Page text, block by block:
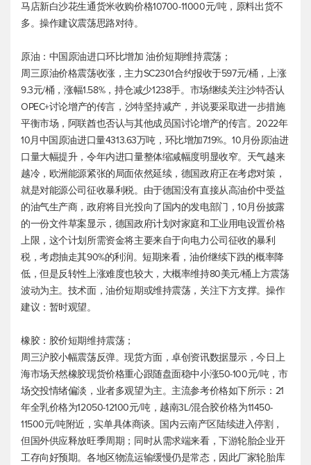
马店新白沙花生通货米收购价格10700-11000元/吨，原料出货不
多。操作建议震荡思路对待。
原油：中国原油进口环比增加 油价短期维持震荡；
周三原油价格震荡收涨，主力SC2301合约报收于597元/桶，上涨
9.3元/桶，涨幅1.58%，持仓减少1238手。市场继续关注沙特否认
OPEC+讨论增产的传言，沙特坚持减产，并说要采取进一步措施
平衡市场，阿联酋也否认与其他成员国讨论增产的传言。2022年
10月中国原油进口量4313.63万吨，环比增加7.19%。10月份原油进
口量大幅提升，令年内进口量整体缩减幅度明显收窄。天气越来
越冷，欧洲能源紧张的局面依然延续，德国政府正在考虑对策，
就是对能源公司征收暴利税。由于德国没有直接从高油价中受益
的油气生产商，政府将目光投向了国内的发电部门，10月份披露
的一份文件草案显示，德国政府计划对家庭和工业用电设置价格
上限，这个计划所需资金将主要来自于向电力公司征收的暴利
税，考虑抽走其90%的利润。短期来看，油价继续下跌的概率降
低，但是反转性上涨难度也较大，大概率维持80美元/桶上方震荡
波动为主。技术面，油价短期或维持震荡，关注下方支撑。操作
建议：暂时观望。
橡胶：胶价短期维持震荡；
周三沪胶小幅震荡反弹。现货方面，卓创资讯数据显示，今日上
海市场天然橡胶现货价格重心跟随盘面稳中小涨50-100元/吨，市
场交投情绪偏淡，业者多观望为主。主流参考价格如下所示：21
年全乳价格为12050-12100元/吨，越南3L/混合胶价格为11450-
11500元/吨附近，实单具体商谈。国内云南产区陆续进入停割，
但国外供应释放旺季周期；同时从需求端来看，下游轮胎企业开
工存向好预期。各地区物流运输缓慢仍是常态，因此厂家轮胎库